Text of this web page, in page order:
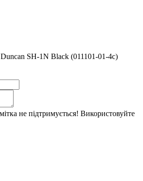
Duncan SH-1N Black (011101-01-4c)
не підтримується! Використовуйте